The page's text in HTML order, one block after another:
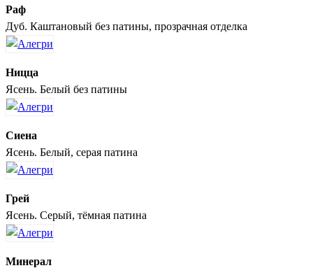
Раф
Дуб. Каштановый без патины, прозрачная отделка
Ницца
Ясень. Белый без патины
Сиена
Ясень. Белый, серая патина
Грей
Ясень. Серый, тёмная патина
Минерал